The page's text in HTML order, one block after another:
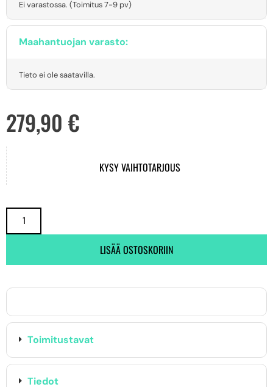
Ei varastossa. (Toimitus 7-9 pv)
Maahantuojan varasto:
Tieto ei ole saatavilla.
279,90 €
KYSY VAIHTOTARJOUS
LISÄÄ OSTOSKORIIN
Toimitustavat
Tiedot